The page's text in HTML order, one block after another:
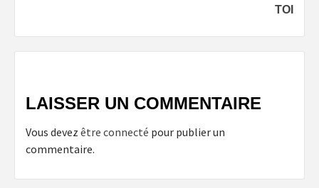
TOI
LAISSER UN COMMENTAIRE
Vous devez être connecté pour publier un
commentaire.